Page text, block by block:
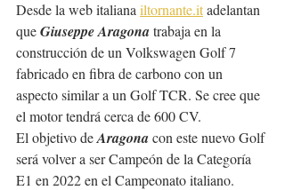
Desde la web italiana iltornante.it adelantan
que Giuseppe Aragona trabaja en la
construcción de un Volkswagen Golf 7
fabricado en fibra de carbono con un
aspecto similar a un Golf TCR. Se cree que
el motor tendrá cerca de 600 CV.
El objetivo de Aragona con este nuevo Golf
será volver a ser Campeón de la Categoría
E1 en 2022 en el Campeonato italiano.